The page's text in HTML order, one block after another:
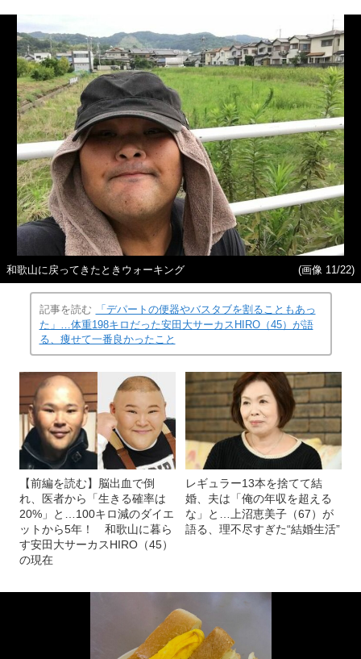
和歌山に戻ってきたときウォーキング (画像 11/22)
記事を読む
「デパートの便器やバスタブを割ることもあっ
た」…体重198キロだった安田大サーカスHIRO（45）が語
る、痩せて一番良かったこと
【前編を読む】脳出血で倒
れ、医者から「生きる確率は
20%」と…100キロ減のダイエ
ットから5年！ 和歌山に暮ら
す安田大サーカスHIRO（45）
の現在
レギュラー13本を捨てて結
婚、夫は「俺の年収を超える
な」と…上沼恵美子（67）が
語る、理不尽すぎた“結婚生活”